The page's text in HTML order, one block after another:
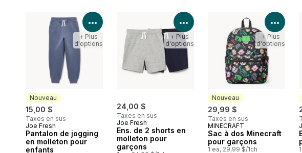
Nouveau
15,00 $
Taxes en sus
Nouveau
Joe Fresh
Pantalon de jogging
en molleton pour
enfants
Voir les détails du produit
+ Plus
d'options
24,00 $
Taxes en sus
Joe Fresh
Ens. de 2 shorts en
molleton pour
garçons
Voir les détails du produit
+ Plus
d'options
Nouveau
29,99 $
Taxes en sus
Nouveau
MINECRAFT
Sac à dos Minecraft
pour garçons
1 ea, 29,99 $/1ch
Voir
+ Plus
d'options